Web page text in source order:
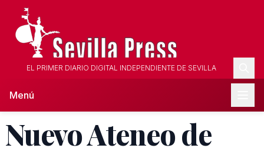
EL PRIMER DIARIO DIGITAL INDEPENDIENTE DE SEVILLA
Menú
Nuevo Ateneo de